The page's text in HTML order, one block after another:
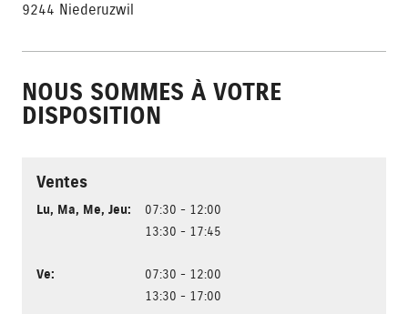
9244 Niederuzwil
NOUS SOMMES À VOTRE
DISPOSITION
Ventes
Lu, Ma, Me, Jeu:
07:30 - 12:00
13:30 - 17:45
Ve:
07:30 - 12:00
13:30 - 17:00